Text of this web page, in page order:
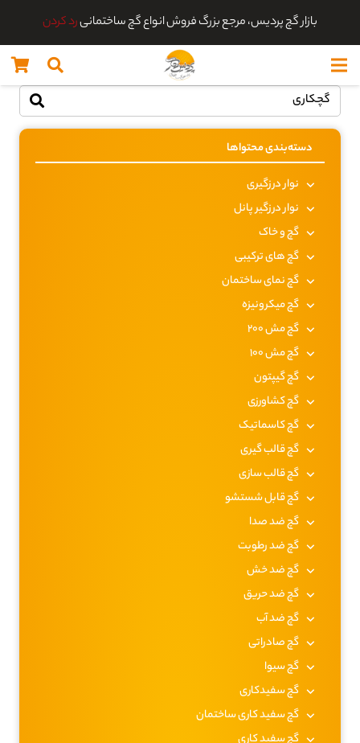
بازار گچ پردیس، مرجع بزرگ فروش انواع گچ ساختمانیرد کردن
دسته‌بندی محتواها
نوار درزگیری
نوار درزگیر پانل
گچ و خاک
گچ های ترکیبی
گچ نمای ساختمان
گچ میکرونیزه
گچ مش 200
گچ مش 100
گچ گیپتون
گچ کشاورزی
گچ کاسماتیک
گچ قالب گیری
گچ قالب سازی
گچ قابل شستشو
گچ ضد صدا
گچ ضد رطوبت
گچ ضد خش
گچ ضد حریق
گچ ضد آب
گچ صادراتی
گچ سیوا
گچ سفیدکاری
گچ سفید کاری ساختمان